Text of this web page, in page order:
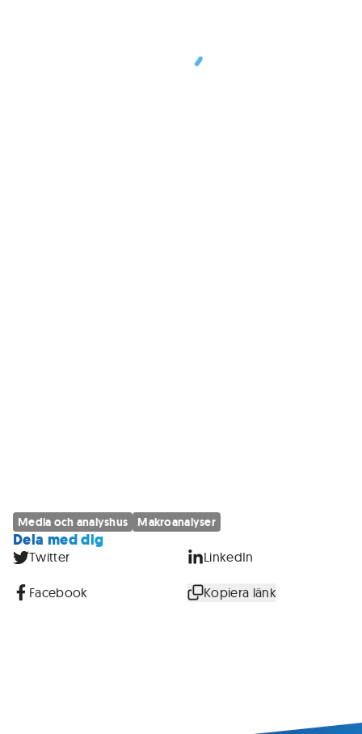
Media och analyshus Makroanalyser
Dela med dig
Twitter LinkedIn
Facebook Kopiera länk